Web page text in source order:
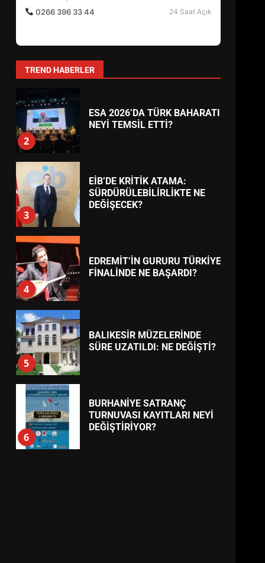
0266 396 33 44
24 Saat Açık
TREND HABERLER
1
HAREKETE GEÇİYOR: GÖZLER
2
ESA 2026’DA TÜRK BAHARATI
NEYİ TEMSİL ETTİ?
3
EİB’DE KRİTİK ATAMA:
SÜRDÜRÜLEBİLİRLİKTE NE
DEĞİŞECEK?
4
EDREMİT’İN GURURU TÜRKİYE
FİNALİNDE NE BAŞARDI?
5
BALIKESİR MÜZELERİNDE
SÜRE UZATILDI: NE DEĞİŞTİ?
6
BURHANİYE SATRANÇ
TURNUVASI KAYITLARI NEYİ
DEĞİŞTİRİYOR?